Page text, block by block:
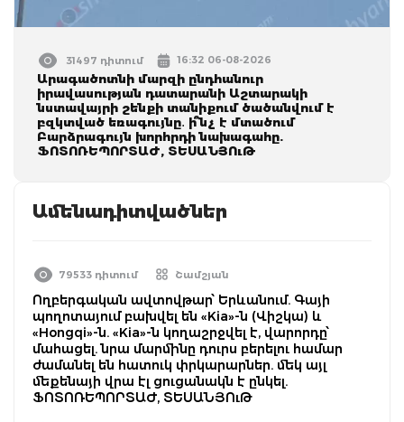
31497 դիտում 16:32 06-08-2026
Արագածոտնի մարզի ընդհանուր
իրավասության դատարանի Աշտարակի
նստավայրի շենքի տանիքում ծածանվում է
բզկտված եռագույնը․ ի՞նչ է մտածում
Բարձրագույն խորհրդի նախագահը.
ՖՈՏՈՌԵՊՈՐՏԱԺ, ՏԵՍԱՆՅՈւԹ
Ամենադիտվածներ
79533 դիտում Շամշյան
Ողբերգական ավտովթար՝ Երևանում. Գայի
պողոտայում բախվել են «Kia»-ն (Վիշկա) և
«Hongqi»-ն. «Kia»-ն կողաշրջվել է, վարորդը՝
մահացել. նրա մարմինը դուրս բերելու համար
ժամանել են հատուկ փրկարարներ. մեկ այլ
մեքենայի վրա էլ ցուցանակն է ընկել.
ՖՈՏՈՌԵՊՈՐՏԱԺ, ՏԵՍԱՆՅՈւԹ